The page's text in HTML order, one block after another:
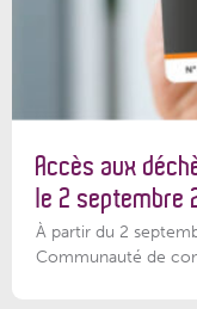
Accès aux
le 2 septembre
À partir du 2
Communauté de